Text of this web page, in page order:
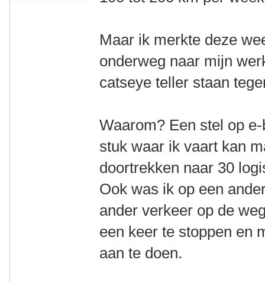
Maar ik merkte deze
onderweg naar mijn
catseye teller staan
Waarom? Een stel op
stuk waar ik vaart kan
doortrekken naar 30
Ook was ik op een
ander verkeer op de
een keer te stoppen en
aan te doen.